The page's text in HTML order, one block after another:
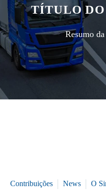
TÍTULO DO
Resumo
Contribuições News
O